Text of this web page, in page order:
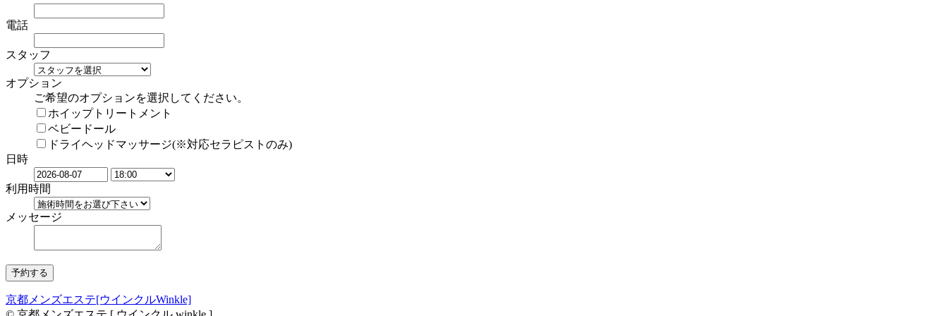
電話
スタッフ
オプション
ご希望のオプションを選択してください。
ホイップトリートメント
ベビードール
ドライヘッドマッサージ(※対応セラピストのみ)
日時
利用時間
メッセージ
京都メンズエステ[ウインクルWinkle]